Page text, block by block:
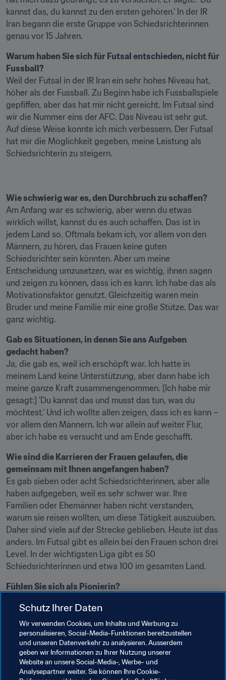
kannst das, du kannst zu den ersten gehören.' In der IR
Iran begann die erste Gruppe von Schiedsrichterinnen
genau vor 15 Jahren.
Warum haben Sie sich für Futsal entschieden, nicht für
Fussball?
Weil der Futsal in der IR Iran ein sehr hohes Niveau hat,
höher als der Fussball. Zu Beginn habe ich Fussballspiele
gepfiffen, aber das hat mir nicht gereicht. Im Futsal sind
wir die Nummer eins der AFC. Das Niveau ist sehr gut.
Auf diese Weise konnte ich mich verbessern. Der Futsal
hat mir die Möglichkeit gegeben, meine Leistung als
Schiedsrichterin zu steigern.
Wie schwierig war es, den Durchbruch zu schaffen?
Am Anfang war es schwierig, aber wenn du etwas
wirklich willst, kannst du es auch schaffen. Das ist in
jedem Land so. Oftmals bekam ich, vor allem von den
Männern, zu hören, das Frauen keine guten
Schiedsrichter sein könnten. Aber um meine
Entscheidung umzusetzen, war es wichtig, ihnen sagen
und zeigen zu können, dass ich es kann. Ich habe das als
Motivationsfaktor genutzt. Gleichzeitig waren mein
Bruder und meine Familie mir eine große Stütze. Das war
ganz wichtig.
Gab es Situationen, in denen Sie ans Aufgeben
gedacht haben?
Ja, die gab es, weil ich erschöpft war. Ich hatte in
meinem Land keine Unterstützung, aber dann habe ich
meine ganze Kraft zusammengenommen. [Ich habe mir
gesagt:] 'Du kannst das und musst das tun, was du
möchtest.' Und ich wollte allen zeigen, dass ich es kann –
vor allem den Männern. Ich war allein auf weiter Flur,
aber ich habe es versucht und am Ende geschafft.
Wie sind die Karrieren der Frauen gelaufen, die
gemeinsam mit Ihnen angefangen haben?
Es gab sieben oder acht Schiedsrichterinnen, aber alle
haben aufgegeben, weil es sehr schwer war. Ihre
Familien oder Ehemänner haben nicht verstanden,
warum sie reisen wollten, um diese Tätigkeit auszuüben.
Daher sind viele auf der Strecke geblieben. Heute ist das
anders. Im Futsal gibt es allein bei den Frauen schon drei
Level. In der wichtigsten Liga gibt es 50
Schiedsrichterinnen und etwa 100 im gesamten Land.
Fühlen Sie sich als Pionierin?
andere Schiedsrichterinnen im Land. Es gibt viele, die
sich weiterentwickeln möchten. Als ich für dieses Turnier
nominiert wurde, kam das anfangs vielleicht nicht so gut
an, vor allem bei den Männern. Aber nach dieser
Benennung und weiteren in der AFC hat man in meinem
Land meine Fortschritte gesehen und es akzeptiert.
Schutz Ihrer Daten
Wir verwenden Cookies, um Inhalte und Werbung zu
personalisieren, Social-Media-Funktionen bereitzustellen
und unseren Datenverkehr zu analysieren. Ausserdem
geben wir Informationen zu Ihrer Nutzung unserer
Website an unsere Social-Media-, Werbe- und
Analysepartner weiter. Sie können Ihre Cookie-